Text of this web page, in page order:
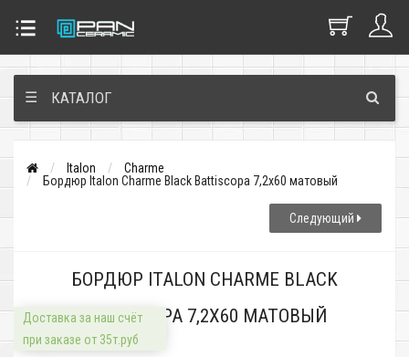
☰ КАТАЛОГ
Italon
Charme
Бордюр Italon Charme Black Battiscopa 7,2x60 матовый
Следующий
БОРДЮР ITALON CHARME BLACK
BATTISCOPA 7,2X60 МАТОВЫЙ
Доставка за наш счёт
при заказе от 35т.руб